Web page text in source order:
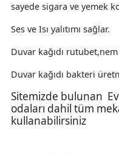
sayede sigara ve yemek
Ses ve Isı yalıtımı sağlar.
Duvar kağıdı
Duvar kağıdı bakteri
Sitemizde bulunan
odaları dahil tüm
kullanabilirsiniz